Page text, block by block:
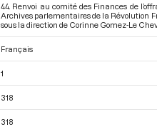
44. Renvoi au comité des Finances de
Archives parlementaires de la Révolution
sous la direction de Corinne Gomez-Le
Français
1
318
318